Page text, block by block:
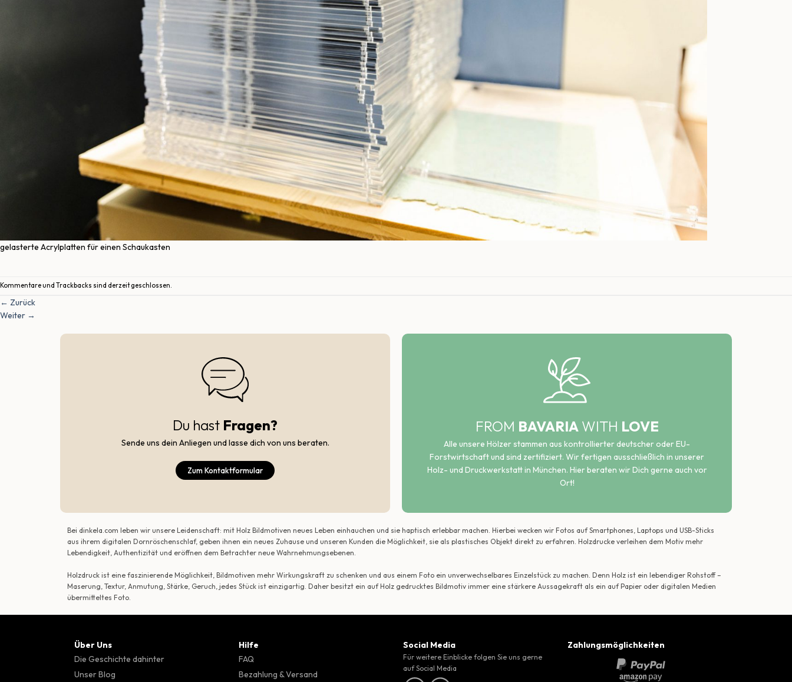
gelasterte Acrylplatten für einen Schaukasten
Kommentare und Trackbacks sind derzeit geschlossen.
← Zurück
Weiter →
Du hast Fragen?
Sende uns dein Anliegen und lasse dich von uns beraten.
Zum Kontaktformular
FROM BAVARIA WITH LOVE
Alle unsere Hölzer stammen aus kontrollierter deutscher oder EU-
Forstwirtschaft und sind zertifiziert. Wir fertigen ausschließlich in unserer
Holz- und Druckwerkstatt in München. Hier beraten wir Dich gerne auch vor
Ort!
Bei dinkela.com leben wir unsere Leidenschaft: mit Holz Bildmotiven neues Leben einhauchen und sie haptisch erlebbar machen. Hierbei wecken wir Fotos auf Smartphones, Laptops und USB-Sticks
aus ihrem digitalen Dornröschenschlaf, geben ihnen ein neues Zuhause und unseren Kunden die Möglichkeit, sie als plastisches Objekt direkt zu erfahren. Holzdrucke verleihen dem Motiv mehr
Lebendigkeit, Authentizität und eröffnen dem Betrachter neue Wahrnehmungsebenen.
Holzdruck ist eine faszinierende Möglichkeit, Bildmotiven mehr Wirkungskraft zu schenken und aus einem Foto ein unverwechselbares Einzelstück zu machen. Denn Holz ist ein lebendiger Rohstoff –
Maserung, Textur, Anmutung, Stärke, Geruch, jedes Stück ist einzigartig. Daher besitzt ein auf Holz gedrucktes Bildmotiv immer eine stärkere Aussagekraft als ein auf Papier oder digitalen Medien
übermitteltes Foto.
Über Uns
Die Geschichte dahinter
Unser Blog
Hilfe
FAQ
Bezahlung & Versand
Social Media
Für weitere Einblicke folgen Sie uns gerne
auf Social Media
Zahlungsmöglichkeiten